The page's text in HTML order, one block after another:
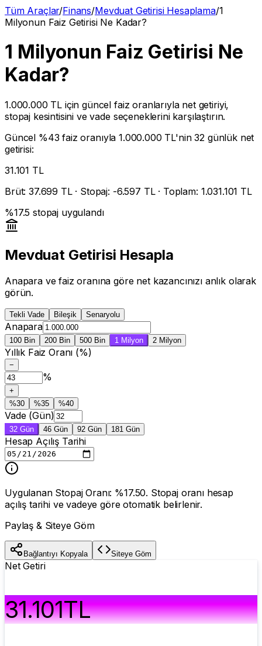
Tüm Araçlar/Finans/Mevduat Getirisi Hesaplama/1
Milyonun Faiz Getirisi Ne Kadar?
1 Milyonun Faiz Getirisi Ne
Kadar?
1.000.000 TL için güncel faiz oranlarıyla net getiriyi,
stopaj kesintisini ve vade seçeneklerini karşılaştırın.
Güncel %43 faiz oranıyla1.000.000 TL'nin 32 günlük net
getirisi:
31.101 TL
Brüt:37.699 TL · Stopaj: -6.597 TL · Toplam: 1.031.101 TL
%17.5 stopaj uygulandı
Mevduat Getirisi Hesapla
Anapara ve faiz oranına göre net kazancınızı anlık olarak
görün.
Tekli Vade Bileşik Senaryolu
Anapara
100 Bin 200 Bin 500 Bin 1 Milyon 2 Milyon
Yıllık Faiz Oranı (%)
−
%
+
%30 %35 %40
Vade (Gün)
32 Gün 46 Gün 92 Gün 181 Gün
Hesap Açılış Tarihi
Uygulanan Stopaj Oranı: %17.50. Stopaj oranı hesap
açılış tarihi ve vadeye göre otomatik belirlenir.
Paylaş & Siteye Göm
Bağlantıyı Kopyala Siteye Göm
Net Getiri
31.101TL